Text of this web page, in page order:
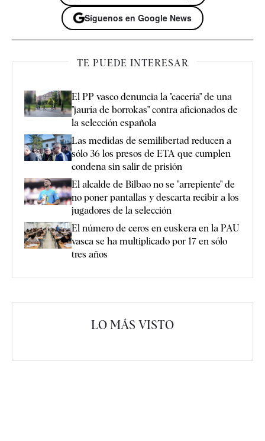
Síguenos en Google News
TE PUEDE INTERESAR
El PP vasco denuncia la "cacería" de una
"jauría de borrokas" contra aficionados de
la selección española
Las medidas de semilibertad reducen a
sólo 36 los presos de ETA que cumplen
condena sin salir de prisión
El alcalde de Bilbao no se "arrepiente" de
no poner pantallas y descarta recibir a los
jugadores de la selección
El número de ceros en euskera en la PAU
vasca se ha multiplicado por 17 en sólo
tres años
LO MÁS VISTO